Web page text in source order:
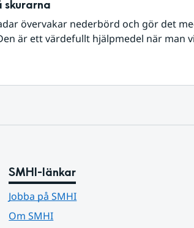
skurarna
övervakar nederbörd och gör det
är ett värdefullt hjälpmedel när man
SMHI-länkar
Jobba på SMHI
Om SMHI